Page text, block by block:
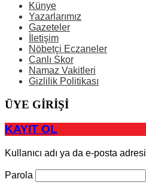
Künye
Yazarlarımız
Gazeteler
İletişim
Nöbetçi Eczaneler
Canlı Skor
Namaz Vakitleri
Gizlilik Politikası
ÜYE GİRİŞİ
KAYIT OL
Kullanıcı adı ya da e-posta adresi
Parola